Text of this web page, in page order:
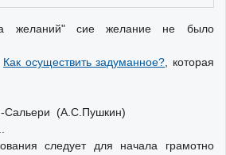
желаний" сие желание не было
Как осуществить задуманное?, которая
Сальери (А.С.Пушкин)
следует для начала грамотно